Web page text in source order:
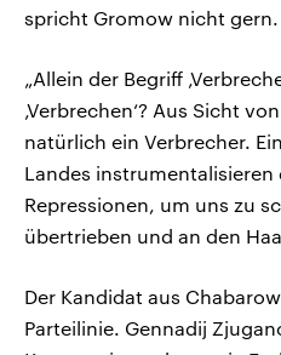
spricht Gromow nicht gern.
„Allein der Begriff
‚Verbrechen‘? Aus Sicht
natürlich ein Verbrecher.
Landes instrumentalisieren
Repressionen, um uns zu
übertrieben und an den
Der Kandidat aus
Parteilinie. Gennadij